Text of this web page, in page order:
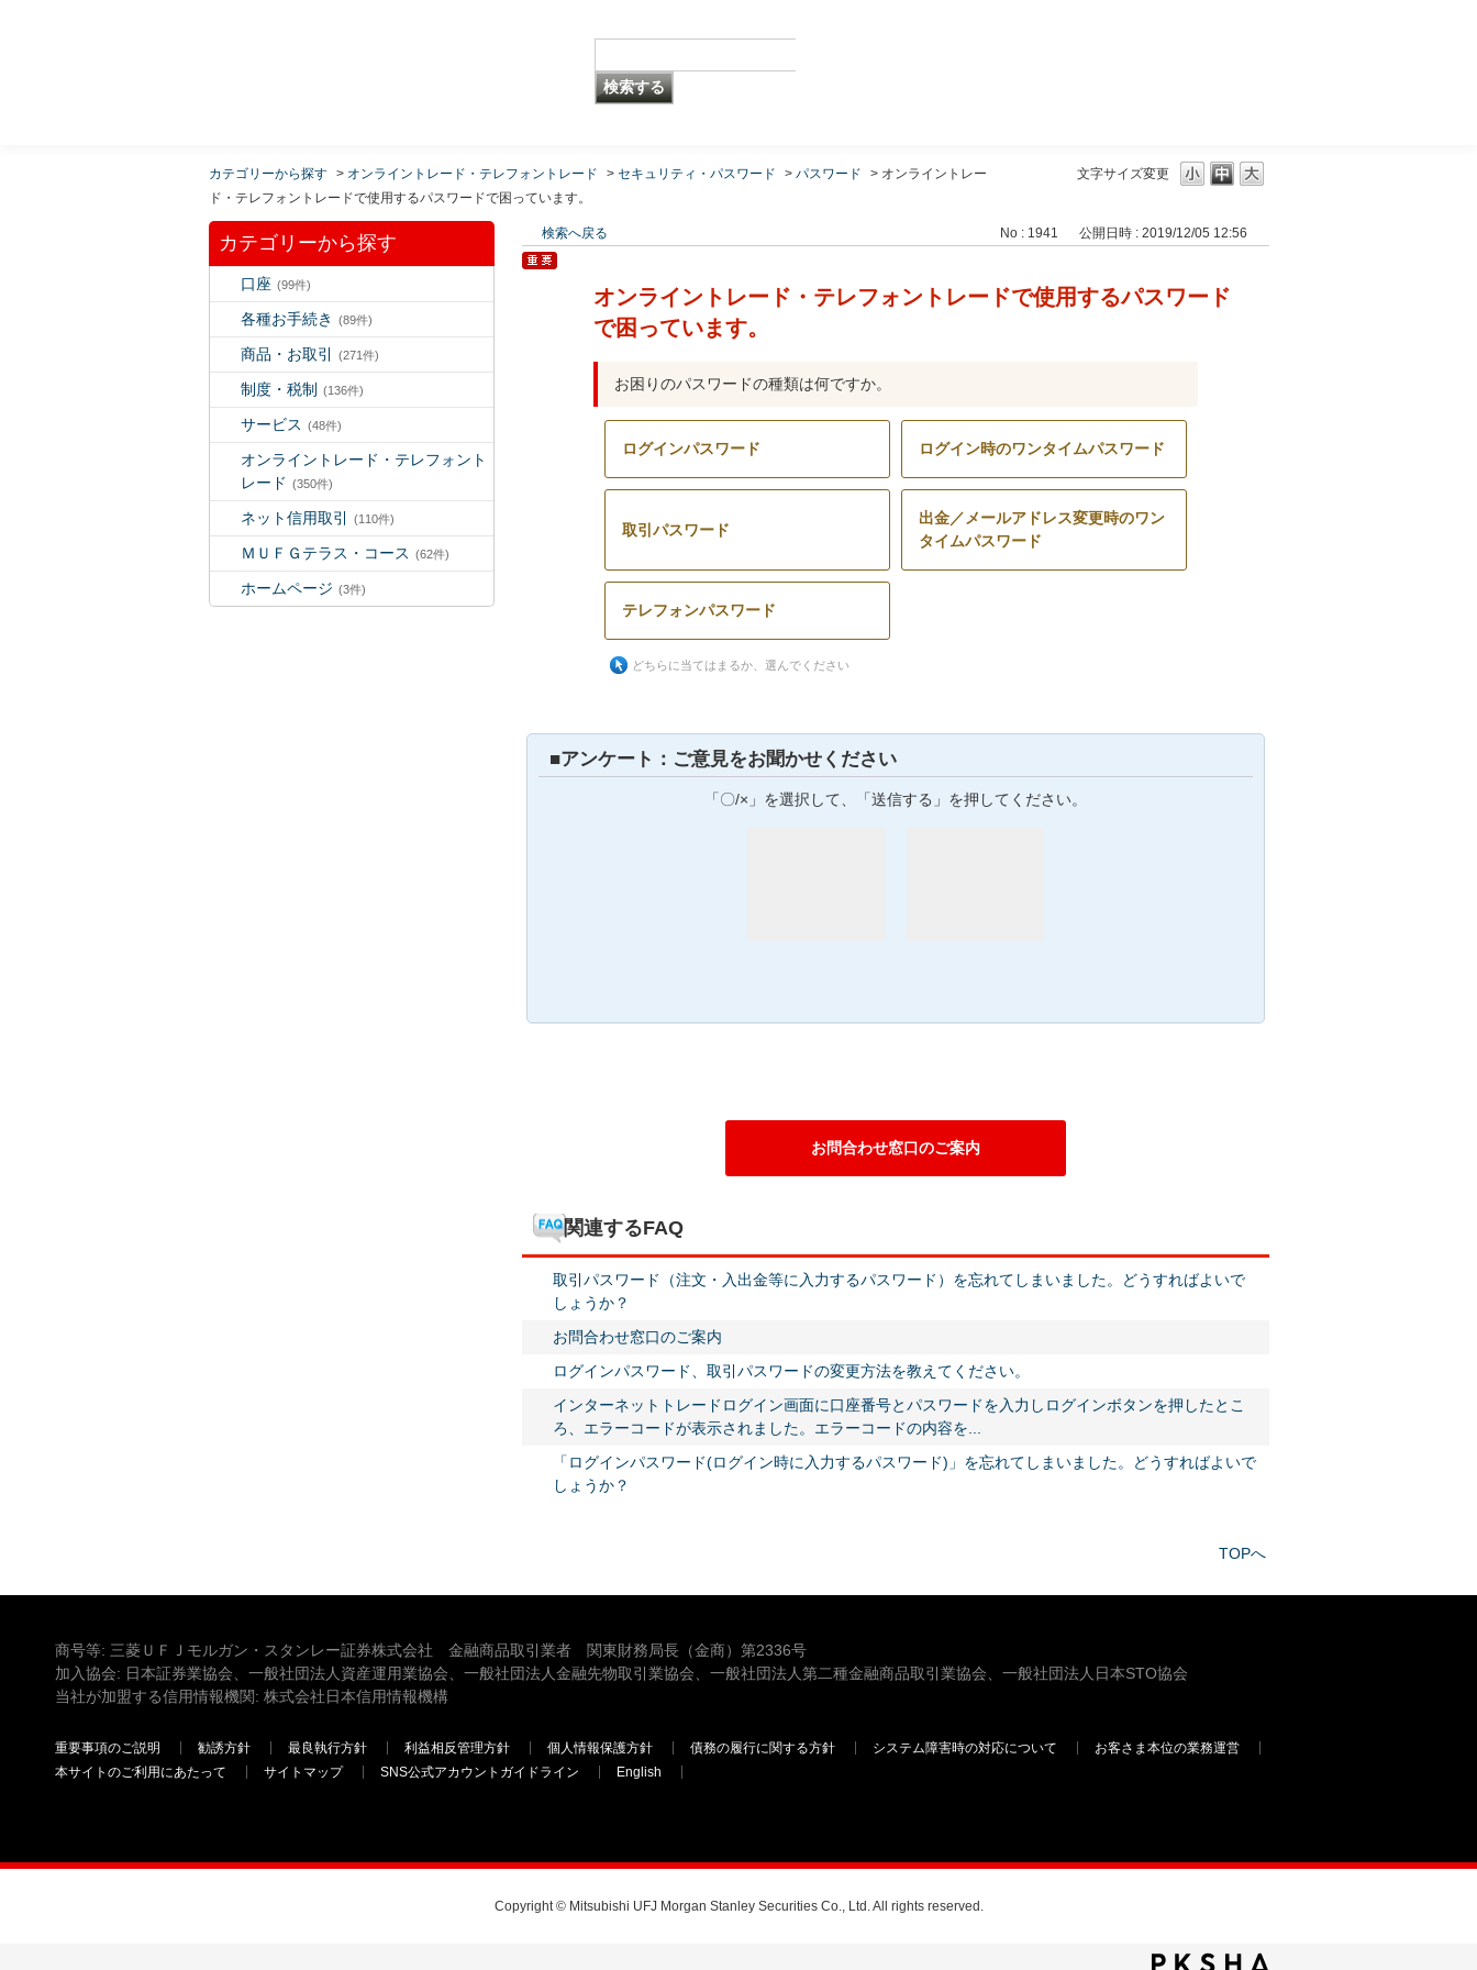
文字サイズ変更
カテゴリーから探す > オンライントレード・テレフォントレード > セキュリティ・パスワード > パスワード > オンライントレー
ド・テレフォントレードで使用するパスワードで困っています。
カテゴリーから探す
口座 (99件)
各種お手続き (89件)
商品・お取引 (271件)
制度・税制 (136件)
サービス (48件)
オンライントレード・テレフォント
レード (350件)
ネット信用取引 (110件)
ＭＵＦＧテラス・コース (62件)
ホームページ (3件)
検索へ戻る No : 1941 公開日時 : 2019/12/05 12:56
オンライントレード・テレフォントレードで使用するパスワード
で困っています。
お困りのパスワードの種類は何ですか。
ログインパスワード ログイン時のワンタイムパスワード
取引パスワード
出金／メールアドレス変更時のワン
タイムパスワード
テレフォンパスワード
どちらに当てはまるか、選んでください
■アンケート：ご意見をお聞かせください
「〇/×」を選択して、「送信する」を押してください。
お問合わせ窓口のご案内
関連するFAQ
取引パスワード（注文・入出金等に入力するパスワード）を忘れてしまいました。どうすればよいで
しょうか？
お問合わせ窓口のご案内
ログインパスワード、取引パスワードの変更方法を教えてください。
インターネットトレードログイン画面に口座番号とパスワードを入力しログインボタンを押したとこ
ろ、エラーコードが表示されました。エラーコードの内容を...
「ログインパスワード(ログイン時に入力するパスワード)」を忘れてしまいました。どうすればよいで
しょうか？
TOPへ
商号等: 三菱ＵＦＪモルガン・スタンレー証券株式会社 金融商品取引業者 関東財務局長（金商）第2336号
加入協会: 日本証券業協会、一般社団法人資産運用業協会、一般社団法人金融先物取引業協会、一般社団法人第二種金融商品取引業協会、一般社団法人日本STO協会
当社が加盟する信用情報機関: 株式会社日本信用情報機構
重要事項のご説明 勧誘方針 最良執行方針 利益相反管理方針 個人情報保護方針 債務の履行に関する方針 システム障害時の対応について
お客さま本位の業務運営
本サイトのご利用にあたって
サイトマップ SNS公式アカウントガイドライン English
Copyright © Mitsubishi UFJ Morgan Stanley Securities Co., Ltd. All rights reserved.